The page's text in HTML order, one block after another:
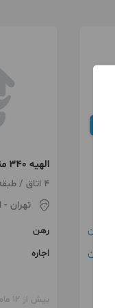
الهیه ۳۴۰ متر دید و نور عالی
4 اتاق / طبقه 2 / ساخت 1392
تهران -
رهن
اجاره
بیش از 12 ماه پیش